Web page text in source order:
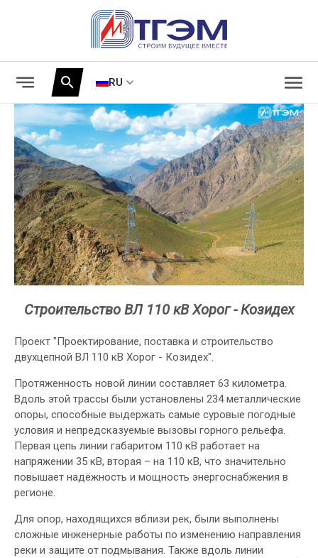
notes search RU menu
Строительство ВЛ 110 кВ Хорог - Козидех
Проект "Проектирование, поставка и строительство
двухцепной ВЛ 110 кВ Хорог - Козидех".
Протяженность новой линии составляет 63 километра.
Вдоль этой трассы были установлены 234 металлические
опоры, способные выдержать самые суровые погодные
условия и непредсказуемые вызовы горного рельефа.
Первая цепь линии габаритом 110 кВ работает на
напряжении 35 кВ, вторая – на 110 кВ, что значительно
повышает надёжность и мощность энергоснабжения в
регионе.
Для опор, находящихся вблизи рек, были выполнены
сложные инженерные работы по изменению направления
реки и защите от подмывания. Также вдоль линии